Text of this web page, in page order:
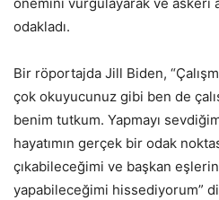
odakladı.
Bir röportajda Jill Biden,
çok okuyucunuz gibi ben de
benim tutkum. Yapmayı
hayatımın gerçek bir odak
çıkabileceğimi ve başkan
yapabileceğimi hissediyorum”